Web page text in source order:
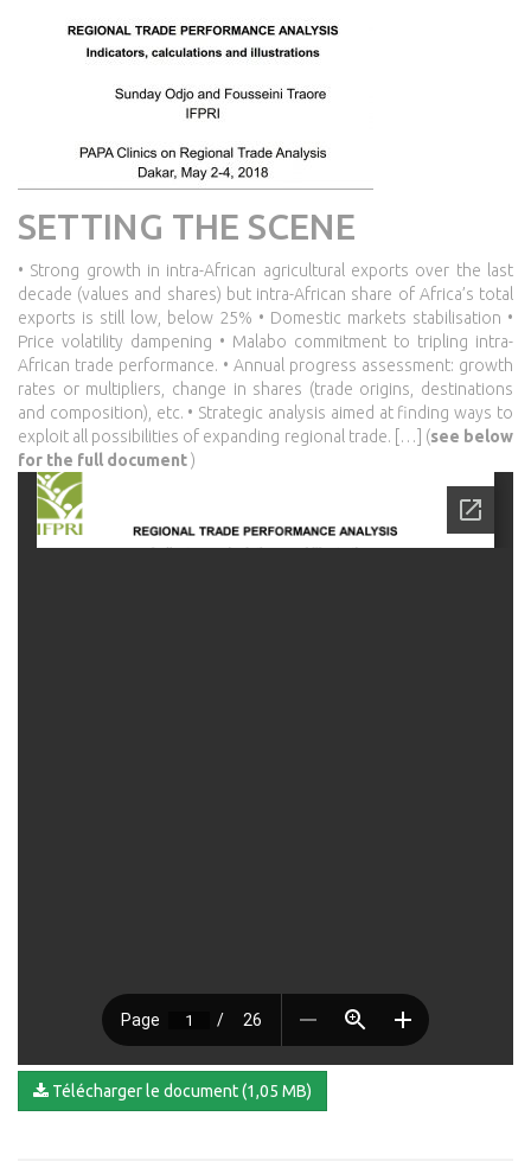
SETTING THE SCENE
• Strong growth in intra-African agricultural exports over the last
decade (values and shares) but intra-African share of Africa’s total
exports is still low, below 25% • Domestic markets stabilisation •
Price volatility dampening • Malabo commitment to tripling intra-
African trade performance. • Annual progress assessment: growth
rates or multipliers, change in shares (trade origins, destinations
and composition), etc. • Strategic analysis aimed at finding ways to
exploit all possibilities of expanding regional trade. […] (see below
for the full document)
Télécharger le document (1,05 MB)